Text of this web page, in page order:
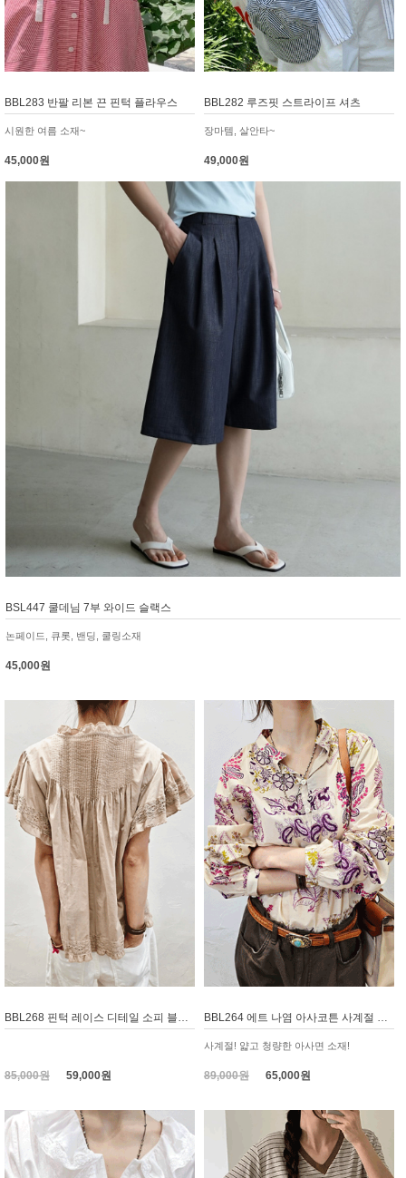
BBL283 반팔 리본 끈 핀턱 플라우스
시원한 여름 소재~
45,000원
BBL282 루즈핏 스트라이프 셔츠
장마템, 살안타~
49,000원
BSL447 쿨데님 7부 와이드 슬랙스
논페이드, 큐롯, 밴딩, 쿨링소재
45,000원
BBL268 핀턱 레이스 디테일 소피 블라우스
85,000원59,000원
BBL264 에트 나염 아사코튼 사계절 블라우스
사계절! 얇고 청량한 아사면 소재!
89,000원65,000원